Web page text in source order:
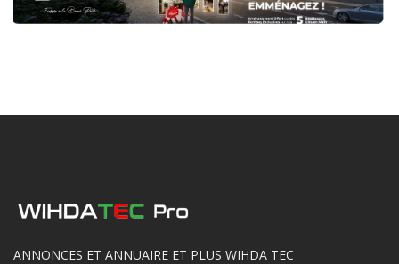
ANNONCES ET ANNUAIRE ET PLUS WIHDA TEC